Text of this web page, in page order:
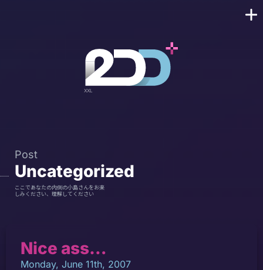
Post
Uncategorized
ここであなたの内側の小島さんをお楽
しみください、理解してください
Nice ass…
Monday, June 11th, 2007